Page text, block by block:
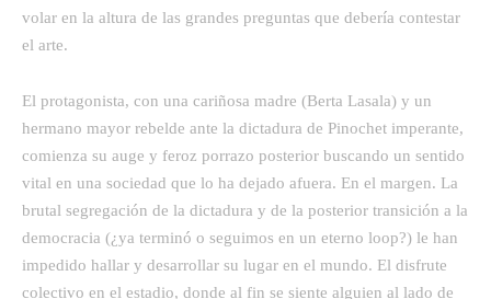
volar en la altura de las grandes preguntas que debería contestar
el arte.
El protagonista, con una cariñosa madre (Berta Lasala) y un
hermano mayor rebelde ante la dictadura de Pinochet imperante,
comienza su auge y feroz porrazo posterior buscando un sentido
vital en una sociedad que lo ha dejado afuera. En el margen. La
brutal segregación de la dictadura y de la posterior transición a la
democracia (¿ya terminó o seguimos en un eterno loop?) le han
impedido hallar y desarrollar su lugar en el mundo. El disfrute
colectivo en el estadio, donde al fin se siente alguien al lado de